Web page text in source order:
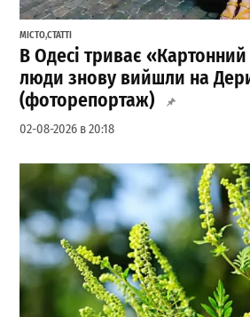
МІСТО,СТАТТІ
В Одесі триває
люди знову вийшли на
(фоторепортаж)
02-08-2026 в 20:18